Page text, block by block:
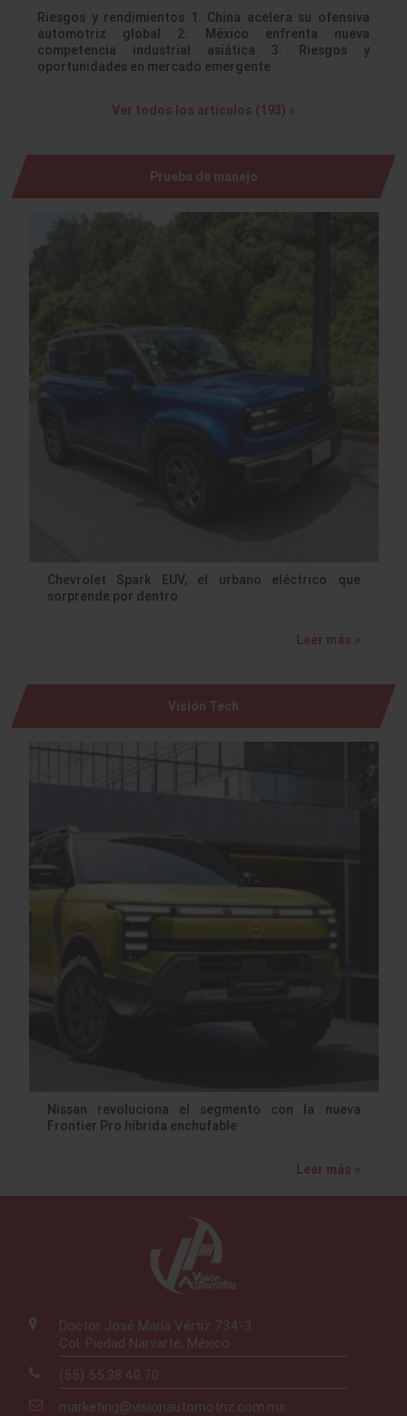
Riesgos y rendimientos 1. China acelera su ofensiva
automotriz global 2. México enfrenta nueva
competencia industrial asiática 3. Riesgos y
oportunidades en mercado emergente
Ver todos los artículos (193) »
Prueba de manejo
Chevrolet Spark EUV, el urbano eléctrico que
sorprende por dentro
Leer más »
Visión Tech
Nissan revoluciona el segmento con la nueva
Frontier Pro híbrida enchufable
Leer más »
Doctor José María Vértiz 734-3
Col. Piedad Narvarte, México
(55) 55.38.40.70
marketing@visionautomotriz.com.mx